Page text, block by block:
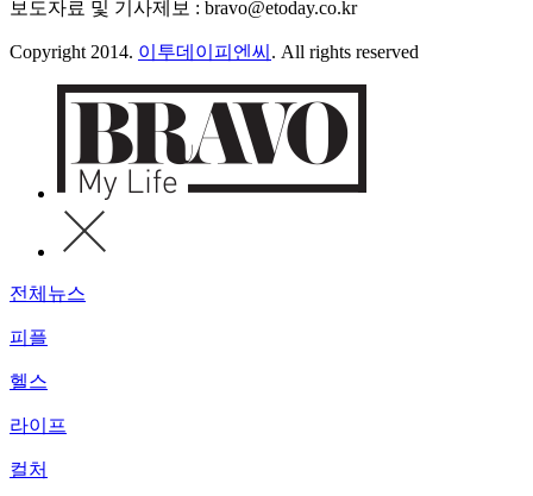
보도자료 및 기사제보 : bravo@etoday.co.kr
Copyright 2014. 이투데이피엔씨 . All rights reserved
전체뉴스
피플
헬스
라이프
컬처